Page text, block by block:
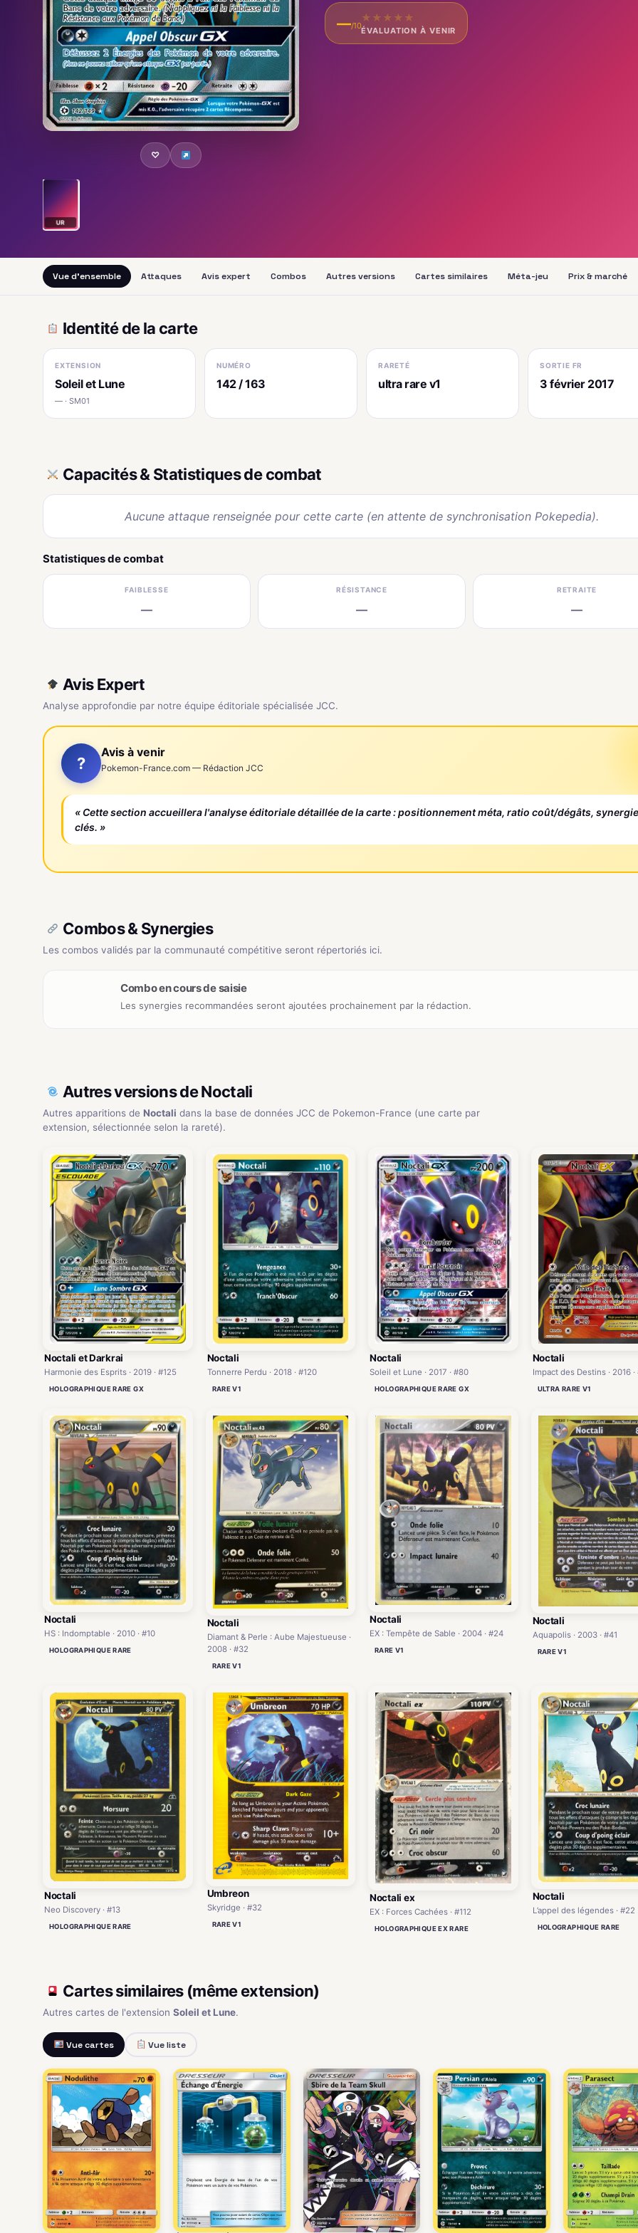
♡
UR
—/10
★ ★ ★ ★ ★
ÉVALUATION À VENIR
Vue d'ensemble Attaques Avis expert Combos Autres versions Cartes similaires Méta-jeu Prix & marché
Identité de la carte
EXTENSION
Soleil et Lune
— · SM01
NUMÉRO
142 / 163
RARETÉ
ultra rare v1
SORTIE FR
3 février 2017
Capacités & Statistiques de combat
Aucune attaque renseignée pour cette carte (en attente de synchronisation Pokepedia).
Statistiques de combat
FAIBLESSE
—
RÉSISTANCE
—
RETRAITE
—
Avis Expert
Analyse approfondie par notre équipe éditoriale spécialisée JCC.
?
Avis à venir
Pokemon-France.com — Rédaction JCC
« Cette section accueillera l'analyse éditoriale détaillée de la carte : positionnement méta, ratio coût/dégâts,
clés. »
Combos & Synergies
Les combos validés par la communauté compétitive seront répertoriés ici.
Combo en cours de saisie
Les synergies recommandées seront ajoutées prochainement par la rédaction.
Autres versions de Noctali
Autres apparitions de Noctali dans la base de données JCC de Pokemon-France (une carte par
extension, sélectionnée selon la rareté).
Noctali et Darkrai
Harmonie des Esprits · 2019 · #125
HOLOGRAPHIQUE RARE GX
Noctali
Tonnerre Perdu · 2018 · #120
RARE V1
Noctali
Soleil et Lune · 2017 · #80
HOLOGRAPHIQUE RARE GX
Noctali
Impact des Destins · 2016 ·
ULTRA RARE V1
Noctali
HS : Indomptable · 2010 · #10
HOLOGRAPHIQUE RARE
Noctali
Diamant & Perle : Aube Majestueuse ·
2008 · #32
RARE V1
Noctali
EX : Tempête de Sable · 2004 · #24
RARE V1
Noctali
Aquapolis · 2003 · #41
RARE V1
Noctali
Neo Discovery · #13
HOLOGRAPHIQUE RARE
Umbreon
Skyridge · #32
RARE V1
Noctali ex
EX : Forces Cachées · #112
HOLOGRAPHIQUE EX RARE
Noctali
L’appel des légendes · #22
HOLOGRAPHIQUE RARE
Cartes similaires (même extension)
Autres cartes de l'extension Soleil et Lune.
Vue cartes Vue liste